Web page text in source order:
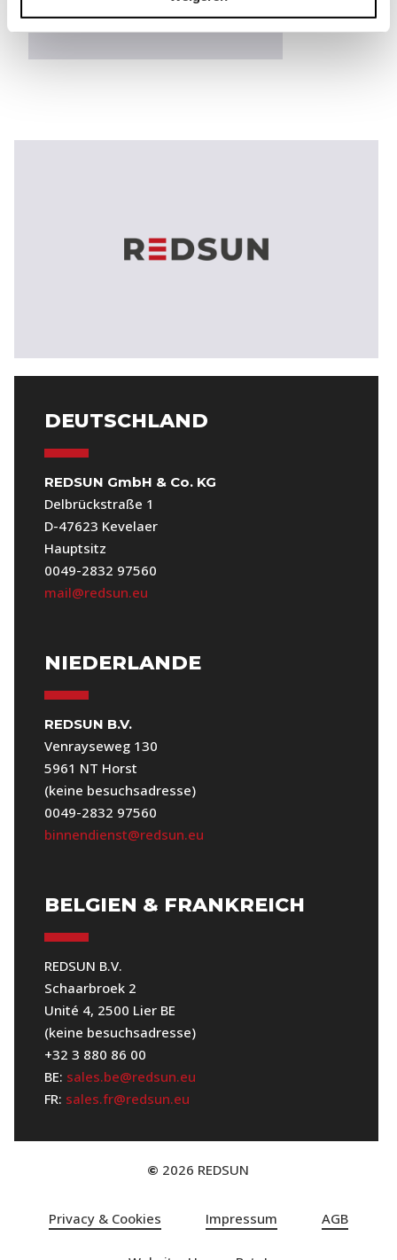
DEUTSCHLAND
REDSUN GmbH & Co. KG
Delbrückstraße 1
D-47623 Kevelaer
Hauptsitz
0049-2832 97560
mail@redsun.eu
NIEDERLANDE
REDSUN B.V.
Venrayseweg 130
5961 NT Horst
(keine besuchsadresse)
0049-2832 97560
binnendienst@redsun.eu
BELGIEN & FRANKREICH
REDSUN B.V.
Schaarbroek 2
Unité 4, 2500 Lier BE
(keine besuchsadresse)
+32 3 880 86 00
BE: sales.be@redsun.eu
FR: sales.fr@redsun.eu
© 2026 REDSUN
Privacy & Cookies Impressum AGB